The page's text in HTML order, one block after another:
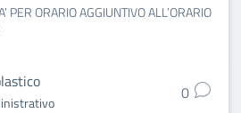
PER ORARIO AGGIUNTIVO ALL’ORARIO
0